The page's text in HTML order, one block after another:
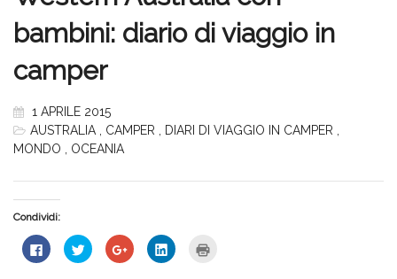
bambini: diario di viaggio in
camper
1 APRILE 2015
AUSTRALIA
CAMPER DIARI DI VIAGGIO IN CAMPER
MONDO
OCEANIA
Condividi:
Fai
clic
Fai
clic
Fai
clic
Fai
clic